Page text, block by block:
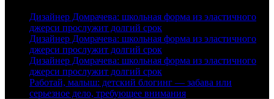
Дизайнер Домрачева: школьная форма из эластичного
джерси прослужит долгий срок
Дизайнер Домрачева: школьная форма из эластичного
джерси прослужит долгий срок
Дизайнер Домрачева: школьная форма из эластичного
джерси прослужит долгий срок
Работай, малыш: детский блогинг — забава или
серьезное дело, требующее внимания